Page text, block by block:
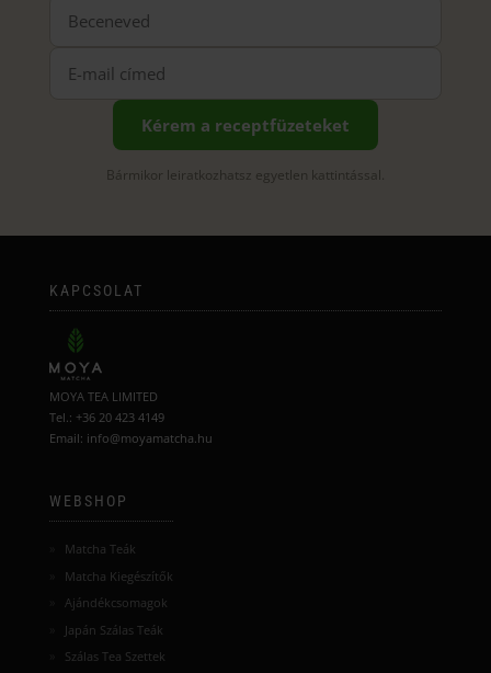
Kérem a receptfüzeteket
Bármikor leiratkozhatsz egyetlen kattintással.
KAPCSOLAT
MOYA TEA LIMITED
Tel.: +36 20 423 4149
Email: info@moyamatcha.hu
WEBSHOP
Matcha Teák
Matcha Kiegészítők
Ajándékcsomagok
Japán Szálas Teák
Szálas Tea Szettek